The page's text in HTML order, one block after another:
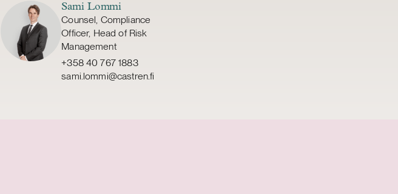
Sami Lommi
Counsel, Compliance
Officer, Head of Risk
Management
+358 40 767 1883
sami.lommi@castren.fi